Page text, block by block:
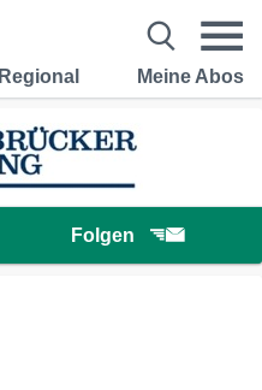
Regional Meine Abos
Folgen